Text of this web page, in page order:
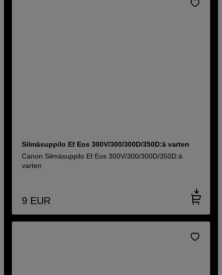
Silmäsuppilo Ef Eos 300V/300/300D/350D:ä varten
Canon Silmäsuppilo Ef Eos 300V/300/300D/350D:ä
varten
9 EUR